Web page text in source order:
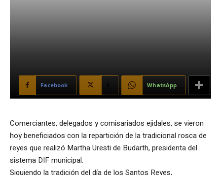
Facebook WhatsApp
Comerciantes, delegados y comisariados ejidales, se vieron
hoy beneficiados con la repartición de la tradicional rosca de
reyes que realizó Martha Uresti de Budarth, presidenta del
sistema DIF municipal.
Siguiendo la tradición del día de los Santos Reyes,